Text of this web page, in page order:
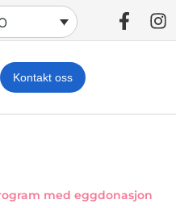
Kontakt oss
med eggdonasjon